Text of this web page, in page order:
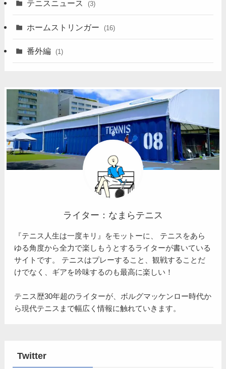
テニスニュース (3)
ホームストリンガー (16)
番外編 (1)
ライター：なまらテニス
『テニス人生は一度キリ』をモットーに、 テニスをあら
ゆる角度から全力で楽しもうとするライターが書いている
サイトです。 テニスはプレーすること、観戦することだ
けでなく、ギアを吟味するのも最高に楽しい！
テニス歴30年超のライターが、ボルグマッケンロー時代か
ら現代テニスまで幅広く情報に触れていきます。
Twitter